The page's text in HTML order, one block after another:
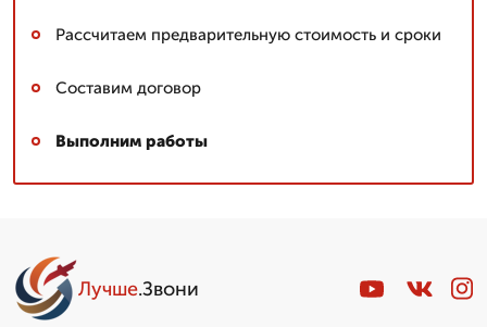
Рассчитаем предварительную стоимость и сроки
Составим договор
Выполним работы
Лучше.Звони